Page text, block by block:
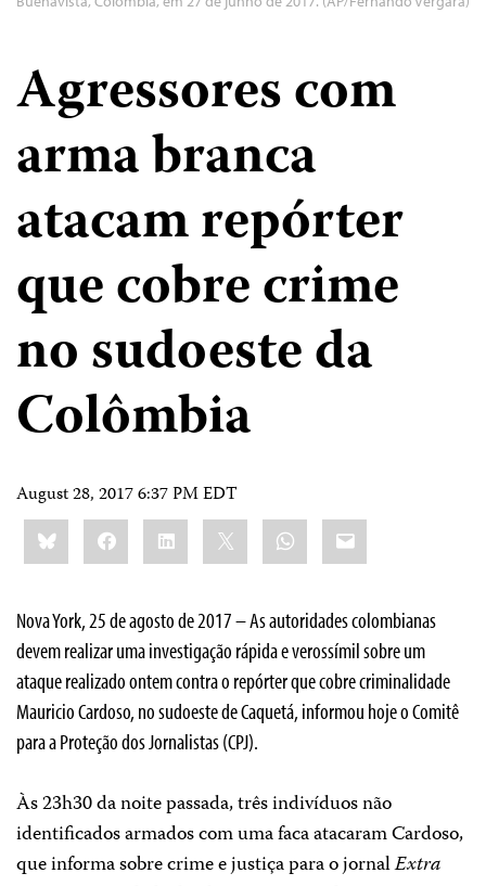
Agressores com
arma branca
atacam repórter
que cobre crime
no sudoeste da
Colômbia
August 28, 2017 6:37 PM EDT
Share
this:BlueskyFacebookLinkedIn WhatsApp
Email
Nova York, 25 de agosto de 2017 – As autoridades colombianas
devem realizar uma investigação rápida e verossímil sobre um
ataque realizado ontem contra o repórter que cobre criminalidade
Mauricio Cardoso, no sudoeste de Caquetá, informou hoje o Comitê
para a Proteção dos Jornalistas (CPJ).
Às 23h30 da noite passada, três indivíduos não
identificados armados com uma faca atacaram Cardoso,
que informa sobre crime e justiça para o jornalExtra